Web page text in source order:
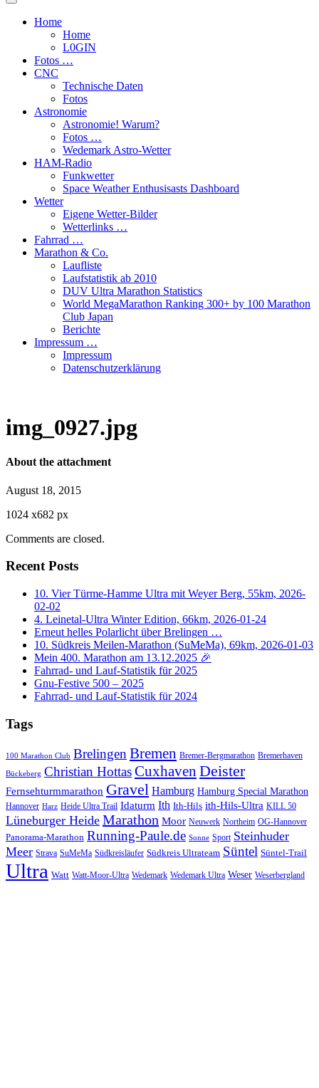
Toggle
search
field
Home
Home
L​0​​GIN
Fotos …
CNC
Technische Daten
Fotos
Astronomie
Astronomie! Warum?
Fotos …
Wedemark Astro-Wetter
HAM-Radio
Funkwetter
Space Weather Enthusisasts Dashboard
Wetter
Eigene Wetter-Bilder
Wetterlinks …
Fahrrad …
Marathon & Co.
Laufliste
Laufstatistik ab 2010
DUV Ultra Marathon Statistics
World MegaMarathon Ranking 300+ by 100 Marathon
Club Japan
Berichte
Impressum …
Impressum
Datenschutzerklärung
img_0927.jpg
About the attachment
August 18, 2015
1024 x682 px
Comments are closed.
Recent Posts
10. Vier Türme-Hamme Ultra mit Weyer Berg, 55km, 2026-
02-02
4. Leinetal-Ultra Winter Edition, 66km, 2026-01-24
Erneut helles Polarlicht über Brelingen …
10. Südkreis Meilen-Marathon (SuMeMa), 69km, 2026-01-03
Mein 400. Marathon am 13.12.2025 🎉
Fahrrad- und Lauf-Statistik für 2025
Gnu-Festive 500 – 2025
Fahrrad- und Lauf-Statistik für 2024
Tags
100 Marathon Club BrelingenBremen Bremer-Bergmarathon Bremerhaven
Bückeberg Christian HottasCuxhaven Deister
Fernsehturmmarathon Gravel Hamburg Hamburg Special Marathon
Hannover Harz Heide Ultra Trail Idaturm Ith Ith-Hils ith-Hils-Ultra KILL 50
Lüneburger Heide Marathon Moor Neuwerk Northeim OG-Hannover
Panorama-Marathon Running-Paule.de Sonne Sport Steinhuder
Meer Strava SuMeMa Südkreisläufer Südkreis Ultrateam Süntel Süntel-Trail
Ultra Watt Watt-Moor-Ultra Wedemark Wedemark Ultra Weser Weserbergland